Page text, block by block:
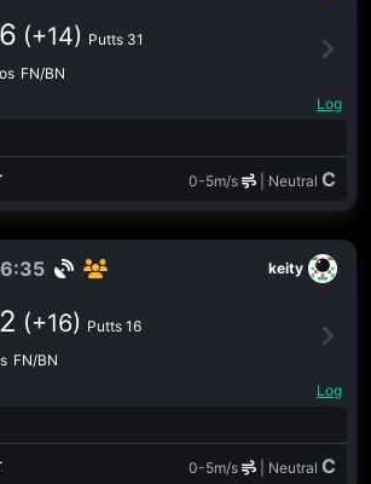
(+14) Putts 31
FN/BN
Log
0-5m/s | Neutral C
keity
(+16) Putts 16
FN/BN
Log
0-5m/s | Neutral C